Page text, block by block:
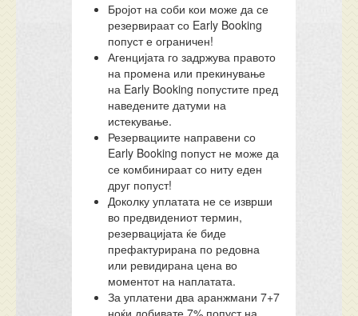
Бројот на соби кои може да се
резервираат со Early Booking
попуст е ограничен!
Агенцијата го задржува правото
на промена или прекинување
на Early Booking попустите пред
наведените датуми на
истекување.
Резервациите направени со
Early Booking попуст не може да
се комбинираат со ниту еден
друг попуст!
Доколку уплатата не се изврши
во предвидениот термин,
резервацијата ќе биде
префактурирана по редовна
или ревидирана цена во
моментот на наплатата.
За уплатени два аранжмани 7+7
ноќи добивате 7% попуст на